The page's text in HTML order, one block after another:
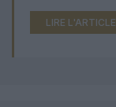
LIRE L'ARTICLE